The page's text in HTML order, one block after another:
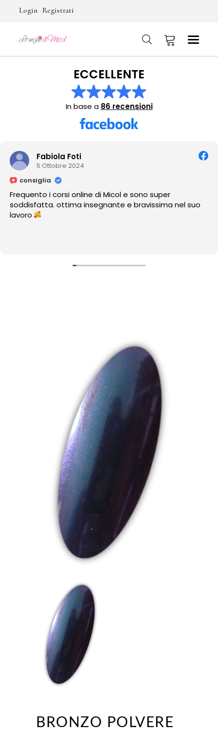
Login Registrati
No products in the cart.
ECCELLENTE
In base a 86 recensioni
Micol e sono super
e bravissima nel suo
Tania
Amo como cuida y
ver sus trabajos!!!♡
BRONZO POLVERE